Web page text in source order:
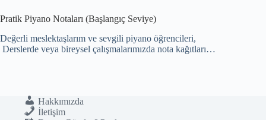
Pratik Piyano Notaları (Başlangıç Seviye)
Değerli meslektaşlarım ve sevgili piyano öğrencileri,
Derslerde veya bireysel çalışmalarımızda nota kağıtları…
Hakkımızda
İletişim